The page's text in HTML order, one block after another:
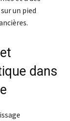
un pied
dans